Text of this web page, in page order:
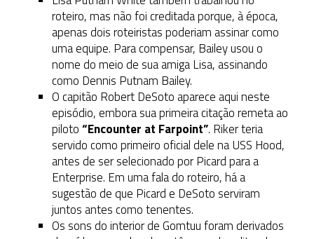
roteiro, mas não foi creditada porque, à época,
apenas dois roteiristas poderiam assinar como
uma equipe. Para compensar, Bailey usou o
nome do meio de sua amiga Lisa, assinando
como Dennis Putnam Bailey.
O capitão Robert DeSoto aparece aqui neste
episódio, embora sua primeira citação remeta ao
piloto“Encounter at Farpoint”. Riker teria
servido como primeiro oficial dele na USS Hood,
antes de ser selecionado por Picard para a
Enterprise. Em uma fala do roteiro, há a
sugestão de que Picard e DeSoto serviram
juntos antes como tenentes.
Os sons do interior de Gomtuu foram derivados